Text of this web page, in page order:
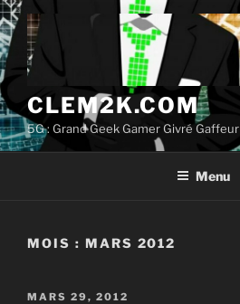
Aller
au
contenu
principal
CLEM2K.COM
5G : Grand Geek Gamer Givré Gaffeur
Menu
MOIS : MARS 2012
PUBLIÉ
MARS 29, 2012